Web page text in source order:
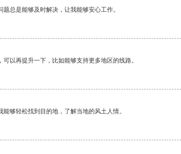
总是能够及时解决，让我能够安心工作。
以再提升一下，比如能够支持更多地区的线路。
够轻松找到目的地，了解当地的风土人情。